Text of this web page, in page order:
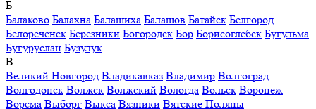
Б
Балаково Балахна Балашиха Балашов Батайск Белгород
Белореченск Березники Богородск Бор Борисоглебск Бугульма
Бугуруслан Бузулук
В
Великий Новгород Владикавказ Владимир Волгоград
Волгодонск Волжск Волжский Вологда Вольск Воронеж
Ворсма Выборг Выкса Вязники Вятские Поляны